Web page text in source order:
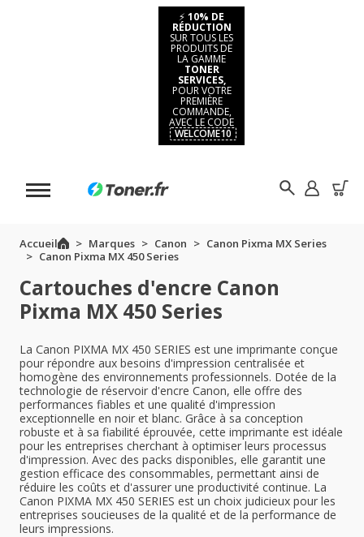
⚡ 10% DE
RÉDUCTION
SUR TOUS LES
PRODUITS DE
LA GAMME
TONER
SERVICES,
POUR VOTRE
PREMIÈRE
COMMANDE,
AVEC LE CODE
WELCOME10
Accueil Marques Canon
Canon Pixma MX Series
Canon Pixma MX 450 Series
Cartouches d'encre Canon
Pixma MX 450 Series
La Canon PIXMA MX 450 SERIES est une imprimante conçue
pour répondre aux besoins d'impression centralisée et
homogène des environnements professionnels. Dotée de la
technologie de réservoir d'encre Canon, elle offre des
performances fiables et une qualité d'impression
exceptionnelle en noir et blanc. Grâce à sa conception
robuste et à sa fiabilité éprouvée, cette imprimante est idéale
pour les entreprises cherchant à optimiser leurs processus
d'impression. Avec des packs disponibles, elle garantit une
gestion efficace des consommables, permettant ainsi de
réduire les coûts et d'assurer une productivité continue. La
Canon PIXMA MX 450 SERIES est un choix judicieux pour les
entreprises soucieuses de la qualité et de la performance de
leurs impressions.